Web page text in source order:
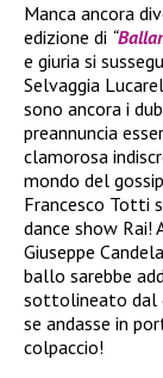
Manca ancora
edizione di “
e giuria si
Selvaggia
sono ancora i
preannuncia
clamorosa
mondo del
Francesco Totti
dance show Rai!
Giuseppe
ballo sarebbe
sottolineato dal
se andasse in
colpaccio!